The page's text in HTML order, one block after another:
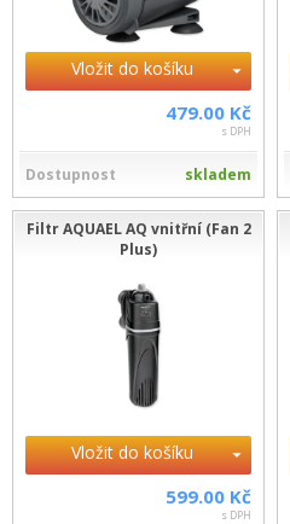
Vložit do košíku
479.00 Kč
s DPH
Dostupnost skladem
Filtr AQUAEL AQ vnitřní (Fan 2
Plus)
Vložit do košíku
599.00 Kč
s DPH